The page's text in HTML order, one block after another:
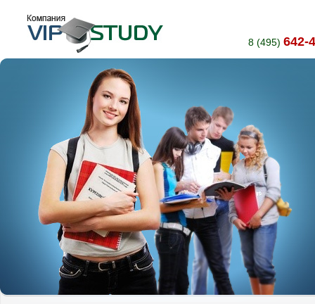
8 (495) 642-